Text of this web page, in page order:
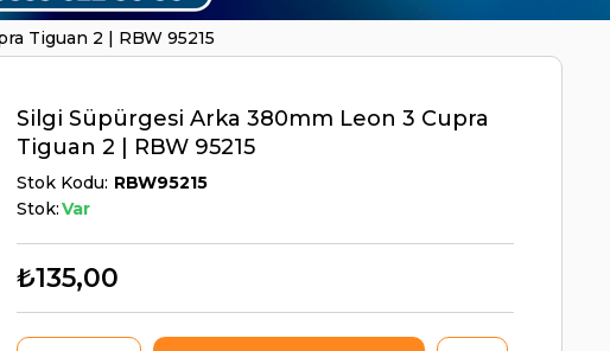
Tiguan 2 | RBW 95215
Silgi Süpürgesi Arka 380mm Leon 3 Cupra
Tiguan 2 | RBW 95215
Stok Kodu RBW95215
Stok:Var
₺135,00